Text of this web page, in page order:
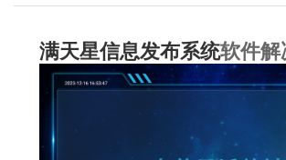
满天星信息发布系统软件解